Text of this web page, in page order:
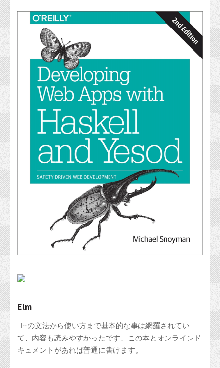
Elm
Elmの文法から使い方まで基本的な事は網羅されてい
て、内容も読みやすかったです、この本とオンラインド
キュメントがあれば普通に書けます。